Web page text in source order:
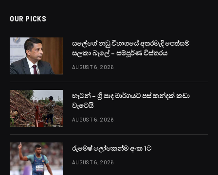
ආණ්ඩු පක්ෂ මන්ත්‍රී කණ්ඩායම් රැස්වීමේදී ශ්‍රී ලංකා පොදු
ජනපෙරමුණේ මහනුවර දිස්ත්‍රික් පාර්ලිමේන්තු මන්ත්‍රීවරුන්
වන මහින්දානන්ද අලුත්ගමගේ සහ ගුණතිලක රාජපක්ෂ යන
මහත්වරුන් අතර බහින් බස්වීමකින් පසුව ඇතිවූ ගැටුමකදී
තුවාල ලැබූ රාජපක්ෂ මහතාගෙන් කොටුව පොලිසියේ
නිලධාරී කණ්ඩායමක් පැයකට වැඩි කාලයක් ප්‍රශ්න කර අද
ප්‍රකාශයක් සටහන් කර ගත්තේය.
ඉන් පසු එම පොලිස් කණ්ඩායම ගැටුම සිදුවූ ජනාධිපති
කාර්යාලයට ගොස් එහි නිලධාරීන්ගෙන් ද ප්‍රකාශ සටහන්
කරගෙන ඇති බව වාර්තාවේ.